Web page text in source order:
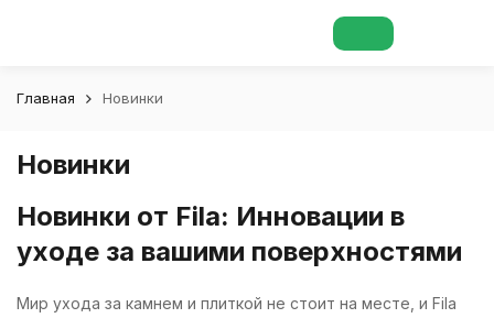
Главная Новинки
Новинки
Новинки от Fila: Инновации в
уходе за вашими поверхностями
Мир ухода за камнем и плиткой не стоит на месте, и Fila